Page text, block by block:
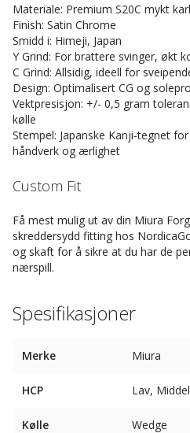
Materiale: Premium S20C mykt
Finish: Satin Chrome
Smidd i: Himeji, Japan
Y Grind: For brattere svinger, økt
C Grind: Allsidig, ideell for
Design: Optimalisert CG og
Vektpresisjon: +/- 0,5 gram
kølle
Stempel: Japanske Kanji-tegnet
håndverk og ærlighet
Custom Fit
Få mest mulig ut av din Miura
skreddersydd fitting hos
og skaft for å sikre at du har de
nærspill.
Spesifikasjoner
Merke Miura
HCP Lav,
Kølle Wedge